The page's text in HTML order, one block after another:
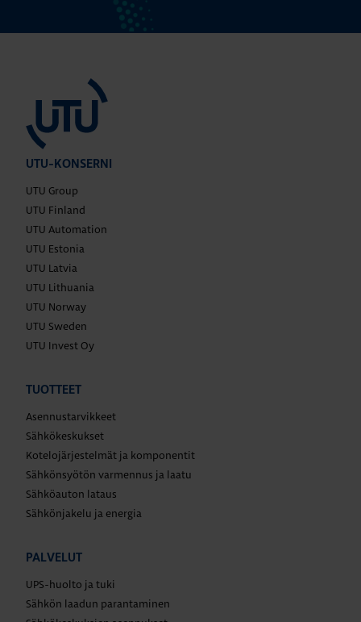
UTU-KONSERNI
UTU Group
UTU Finland
UTU Automation
UTU Estonia
UTU Latvia
UTU Lithuania
UTU Norway
UTU Sweden
UTU Invest Oy
TUOTTEET
Asennustarvikkeet
Sähkökeskukset
Kotelojärjestelmät ja komponentit
Sähkönsyötön varmennus ja laatu
Sähköauton lataus
Sähkönjakelu ja energia
PALVELUT
UPS-huolto ja tuki
Sähkön laadun parantaminen